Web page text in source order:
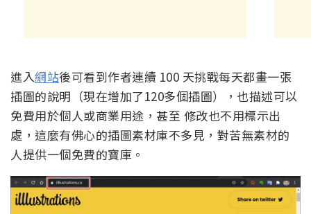
進入網站後可看到作者連續 100 天挑戰每天都畫一張
插圖的說明（現在增加了120多個插圖），也描述可以
免費用於個人或商業用途，甚至 修改也不用標示出
處，這麼有佛心的插圖素材庫不多見，對苦無素材的
人提供一個免費的寶庫。